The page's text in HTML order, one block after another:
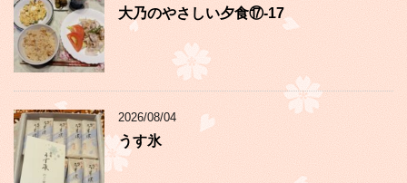
大乃のやさしい夕食⑰-17
2026/08/04
うす氷